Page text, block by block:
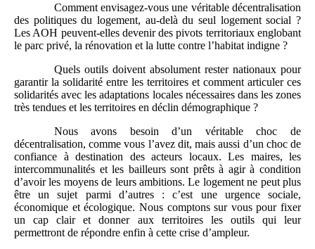
Comment envisagez-vous une véritable décentralisation
des politiques du logement, au-delà du seul logement social ?
Les AOH peuvent-elles devenir des pivots territoriaux englobant
le parc privé, la rénovation et la lutte contre l’habitat indigne ?
Quels outils doivent absolument rester nationaux pour
garantir la solidarité entre les territoires et comment articuler ces
solidarités avec les adaptations locales nécessaires dans les zones
très tendues et les territoires en déclin démographique ?
Nous avons besoin d’un véritable choc de
décentralisation, comme vous l’avez dit, mais aussi d’un choc de
confiance à destination des acteurs locaux. Les maires, les
intercommunalités et les bailleurs sont prêts à agir à condition
d’avoir les moyens de leurs ambitions. Le logement ne peut plus
être un sujet parmi d’autres : c’est une urgence sociale,
économique et écologique. Nous comptons sur vous pour fixer
un cap clair et donner aux territoires les outils qui leur
permettront de répondre enfin à cette crise d’ampleur.